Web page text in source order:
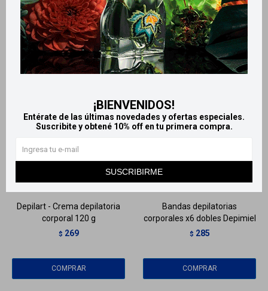
¡BIENVENIDOS!
Entérate de las últimas novedades y ofertas especiales.
Suscribite y obtené 10% off en tu primera compra.
SUSCRIBIRME
Depilart - Crema depilatoria
corporal 120 g
$ 269
Bandas depilatorias
corporales x6 dobles Depimiel
$ 285